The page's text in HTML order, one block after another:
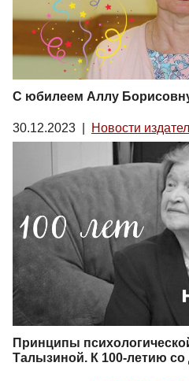
С юбилеем Аллу
30.12.2023 Новости
Принципы
Талызиной. К 100-летию